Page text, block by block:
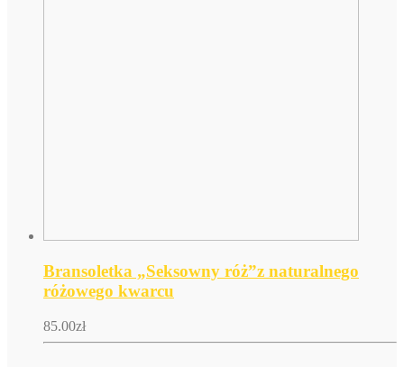
Bransoletka „Seksowny róż”z naturalnego
różowego kwarcu
85.00zł